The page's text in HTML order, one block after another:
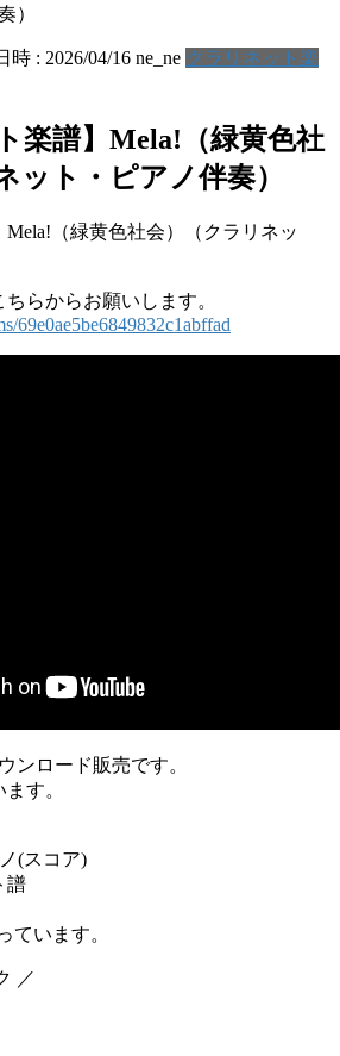
）
時 : 2026/04/16 ne_ne クラリネット楽
楽譜】Mela!（緑黄色社
ット・ピアノ伴奏）
Mela!（緑黄色社会）（クラリネッ
らからお願いします。
69e0ae5be6849832c1abffad
ンロード販売です。
す。
(スコア)
譜
ています。
／